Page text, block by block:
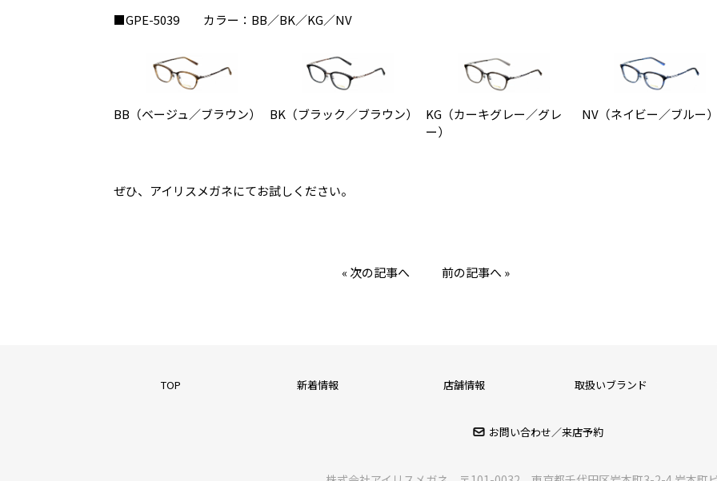
■GPE-5039 カラー：BB／BK／KG／NV
BB（ベージュ／ブラウン） BK（ブラック／ブラウン）
KG（カーキグレー／グレ
ー）
NV（ネイビー／ブルー）
ぜひ、アイリスメガネにてお試しください。
« 次の記事へ 前の記事へ »
TOP 新着情報 店舗情報 取扱いブランド
お問い合わせ／来店予約